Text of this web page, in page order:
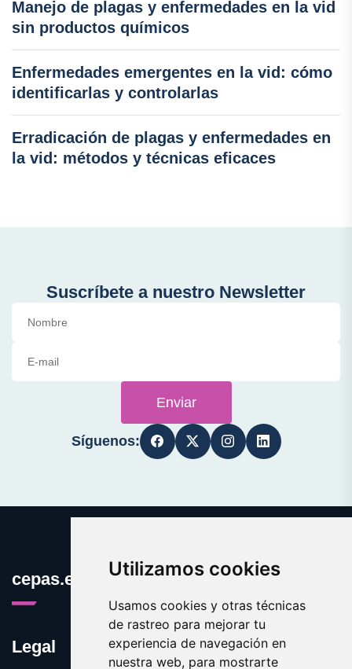
Utilizamos cookies
Usamos cookies y otras técnicas
de rastreo para mejorar tu
experiencia de navegación en
nuestra web, para mostrarte
Manejo de plagas y enfermedades en la vid
sin productos químicos
Enfermedades emergentes en la vid: cómo
identificarlas y controlarlas
Erradicación de plagas y enfermedades en
la vid: métodos y técnicas eficaces
Suscríbete a nuestro Newsletter
Enviar
Síguenos:
cepas.es
Legal